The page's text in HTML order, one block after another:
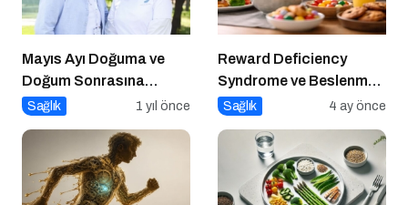
Mayıs Ayı Doğuma ve
Doğum Sonrasına
Hazırlık Atölyesi
Sağlık 1 yıl önce
Reward Deficiency
Syndrome ve Beslenme
Davranışı
Sağlık 4 ay önce